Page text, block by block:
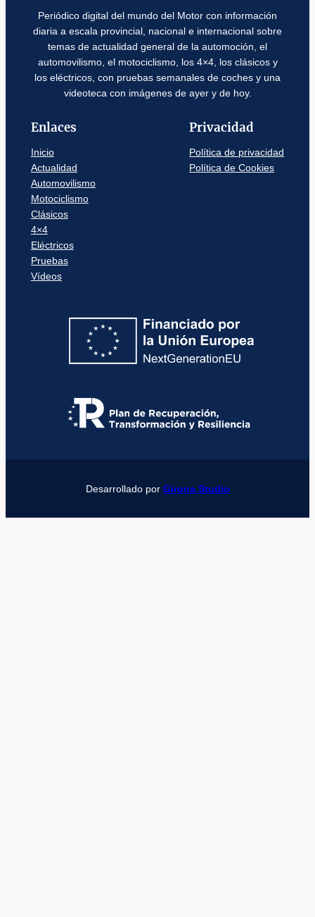
Periódico digital del mundo del Motor con información
diaria a escala provincial, nacional e internacional sobre
temas de actualidad general de la automoción, el
automovilismo, el motociclismo, los 4×4, los clásicos y
los eléctricos, con pruebas semanales de coches y una
videoteca con imágenes de ayer y de hoy.
Enlaces
Inicio
Actualidad
Automovilismo
Motociclismo
Clásicos
4×4
Eléctricos
Pruebas
Vídeos
Privacidad
Política de privacidad
Política de Cookies
Desarrollado por Girona Studio